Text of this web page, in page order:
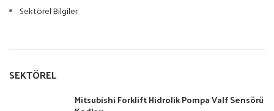
Sektörel Bilgiler
SEKTÖREL
Mitsubishi Forklift Hidrolik Pompa Valf Sensörü